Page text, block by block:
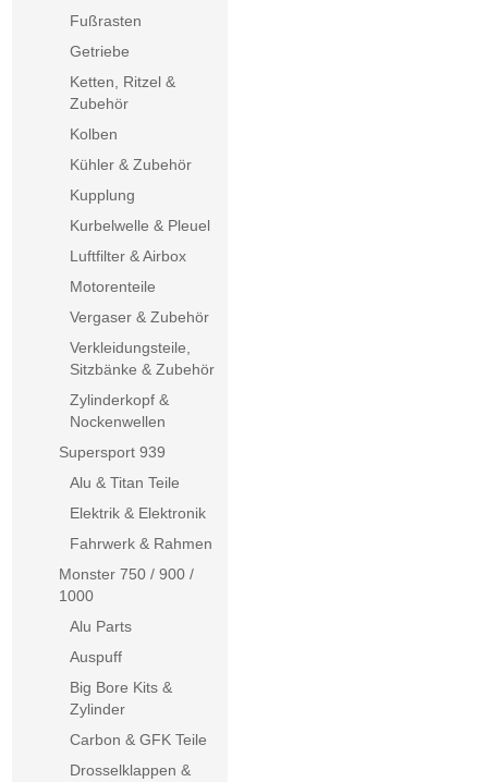
Fußrasten
Getriebe
Ketten, Ritzel &
Zubehör
Kolben
Kühler & Zubehör
Kupplung
Kurbelwelle & Pleuel
Luftfilter & Airbox
Motorenteile
Vergaser & Zubehör
Verkleidungsteile,
Sitzbänke & Zubehör
Zylinderkopf &
Nockenwellen
Supersport 939
Alu & Titan Teile
Elektrik & Elektronik
Fahrwerk & Rahmen
Monster 750 / 900 /
1000
Alu Parts
Auspuff
Big Bore Kits &
Zylinder
Carbon & GFK Teile
Drosselklappen &